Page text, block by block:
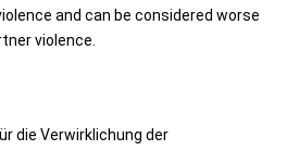
and can be considered worse
violence.
die Verwirklichung der